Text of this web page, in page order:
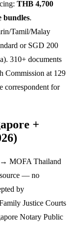
THB 4,700
bundles.
Tamil/Malay
or SGD 200
310+ documents
Commission at 129
correspondent for
+
MOFA Thailand
— no
by
Justice Courts
Notary Public